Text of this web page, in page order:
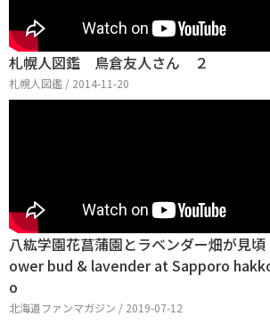
札幌人図鑑 鳥倉友人さん ２
札幌人図鑑 / 2014-11-20
八紘学園花菖蒲園とラベンダー畑が見
ower bud & lavender at Sapporo
o
北海道ファンマガジン / 2019-07-12